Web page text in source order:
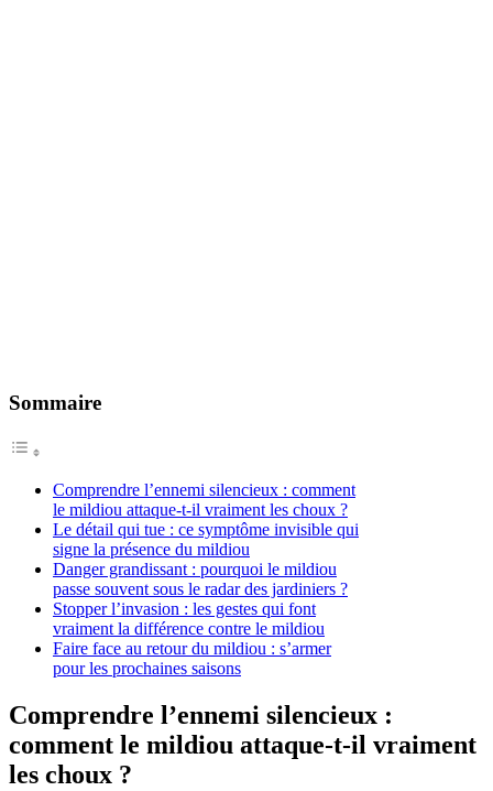
Sommaire
Comprendre l’ennemi silencieux : comment
le mildiou attaque-t-il vraiment les choux ?
Le détail qui tue : ce symptôme invisible qui
signe la présence du mildiou
Danger grandissant : pourquoi le mildiou
passe souvent sous le radar des jardiniers ?
Stopper l’invasion : les gestes qui font
vraiment la différence contre le mildiou
Faire face au retour du mildiou : s’armer
pour les prochaines saisons
Comprendre l’ennemi silencieux :
comment le mildiou attaque-t-il vraiment
les choux ?